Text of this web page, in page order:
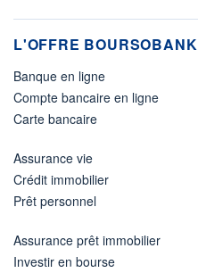
L'OFFRE BOURSOBANK
Banque en ligne
Compte bancaire en ligne
Carte bancaire
Assurance vie
Crédit immobilier
Prêt personnel
Assurance prêt immobilier
Investir en bourse